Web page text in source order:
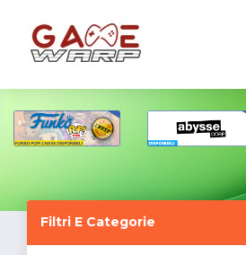
Filtri E Categorie